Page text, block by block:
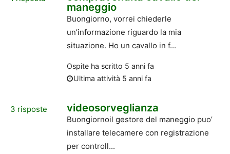
maneggio
Buongiorno, vorrei chiederle
un’informazione riguardo la mia
situazione. Ho un cavallo in f...
Ospiteha scritto 5 anni fa
Ultima attività 5 anni fa
3 risposte videosorveglianza
Buongiornoil gestore del maneggio puo’
installare telecamere con registrazione
per controll...